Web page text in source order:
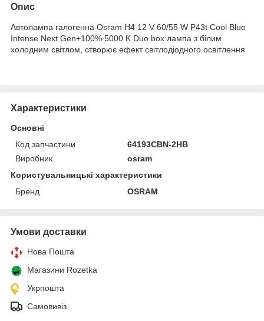
Опис
Автолампа галогенна Osram H4 12 V 60/55 W P43t Cool Blue
Intense Next Gen+100% 5000 K Duo box лампа з білим
холодним світлом, створює ефект світлодіодного освітлення
Характеристики
Основні
Код запчастини
64193CBN-2HB
Виробник
osram
Користувальницькі характеристики
Бренд
OSRAM
Умови доставки
Нова Пошта
Магазини Rozetka
Укрпошта
Самовивіз